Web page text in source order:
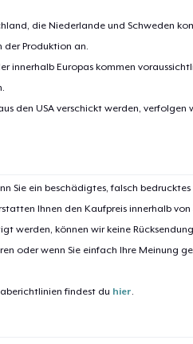
die Niederlande und Schweden
der Produktion an.
innerhalb Europas kommen
den USA verschickt werden, verfolgen
Sie ein beschädigtes, falsch
Ihnen den Kaufpreis innerhalb von
werden, können wir keine
oder wenn Sie einfach Ihre Meinung
findest du hier